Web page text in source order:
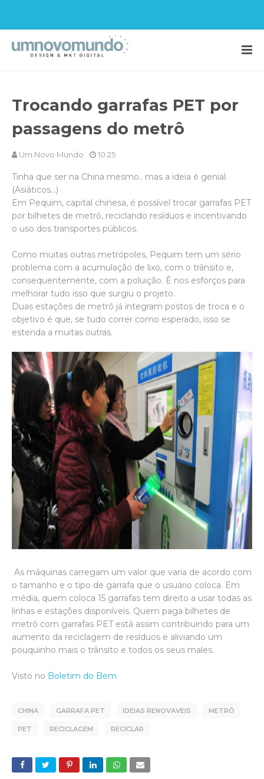
Trocando garrafas PET por
passagens do metrô
Um Novo Mundo 10:25
Tinha que ser na China mesmo.. mas a ideia é genial.
(Asiáticos...)
Em Pequim, capital chinesa, é possível trocar garrafas PET
por bilhetes de metrô, reciclando resíduos e incentivando
o uso dos transportes públicos.
Como muitas outras metrópoles, Pequim tem um sério
problema com a acumulação de lixo, com o trânsito e,
consequentemente, com a poluição. É nos esforços para
melhorar tudo isso que surgiu o projeto.
Duas estações de metrô já integram postos de troca e o
objetivo é que, se tudo correr como esperado, isso se
estenda a muitas outras.
As máquinas carregam um valor que varia de acordo com
o tamanho e o tipo de garrafa que o usuário coloca. Em
média, quem coloca 15 garrafas tem direito a usar todas as
linhas e estações disponíveis. Quem paga bilhetes de
metrô com garrafas PET está assim contribuindo para um
aumento da reciclagem de resíduos e aliviando um
pouquinho mais o trânsito e todos os seus males.
Visto no Boletim do Bem
CHINA GARRAFA PET IDEIAS RENOVAVEIS METRÔ
PET RECICLAGEM RECICLAR